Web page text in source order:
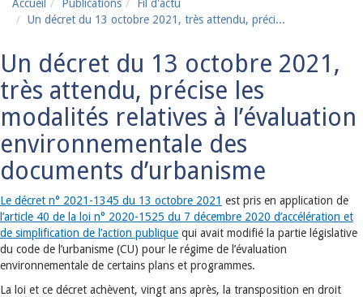
Accueil Publications
Fil d'actu
Un décret du 13 octobre 2021, très attendu, préci...
Un décret du 13 octobre 2021,
très attendu, précise les
modalités relatives à l’évaluation
environnementale des
documents d’urbanisme
Le décret n° 2021-1345 du 13 octobre 2021 est pris en application de
l’article 40 de la loi n° 2020-1525 du 7 décembre 2020 d’accélération et
de simplification de l’action publique qui avait modifié la partie législative
du code de l’urbanisme (CU) pour le régime de l’évaluation
environnementale de certains plans et programmes.
La loi et ce décret achèvent, vingt ans après, la transposition en droit